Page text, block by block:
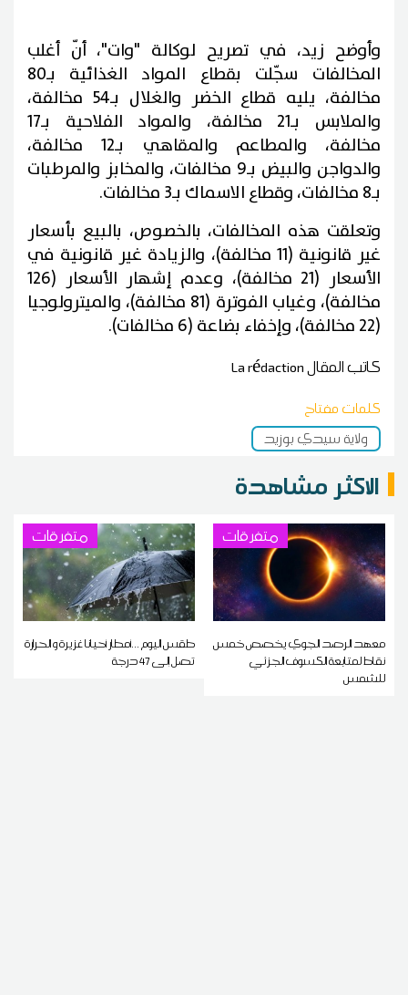
وأوضح زيد، في تصريح لوكالة "وات"، أنّ أغلب
المخالفات سجّلت بقطاع المواد الغذائية بـ80
مخالفة، يليه قطاع الخضر والغلال بـ54 مخالفة،
والملابس بـ21 مخالفة، والمواد الفلاحية بـ17
مخالفة، والمطاعم والمقاهي بـ12 مخالفة،
والدواجن والبيض بـ9 مخالفات، والمخابز والمرطبات
بـ8 مخالفات، وقطاع الاسماك بـ3 مخالفات.
وتعلقت هذه المخالفات، بالخصوص، بالبيع بأسعار
غير قانونية (11 مخالفة)، والزيادة غير قانونية في
الأسعار (21 مخالفة)، وعدم إشهار الأسعار (126
مخالفة)، وغياب الفوترة (81 مخالفة)، والميترولوجيا
(22 مخالفة)، وإخفاء بضاعة (6 مخالفات).
كاتب المقالLa rédaction
كلمات مفتاح
ولاية سيدي بوزيد
الاكثر مشاهدة
متفرقات
معهد الرصد الجوي يخصص خمس
نقاط لمتابعة الكسوف الجزئي
للشمس
متفرقات
طقس اليوم ...أمطار أحيانا غزيرة و الحرارة
تصل إلى 47 درجة